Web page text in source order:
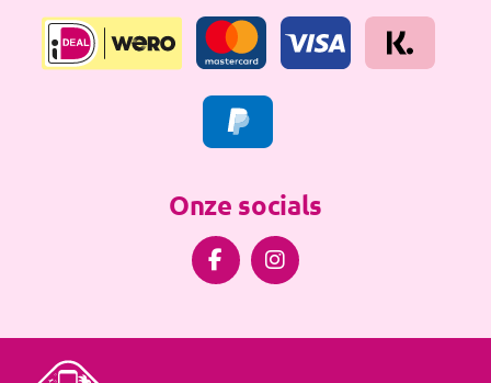
Onze socials
 